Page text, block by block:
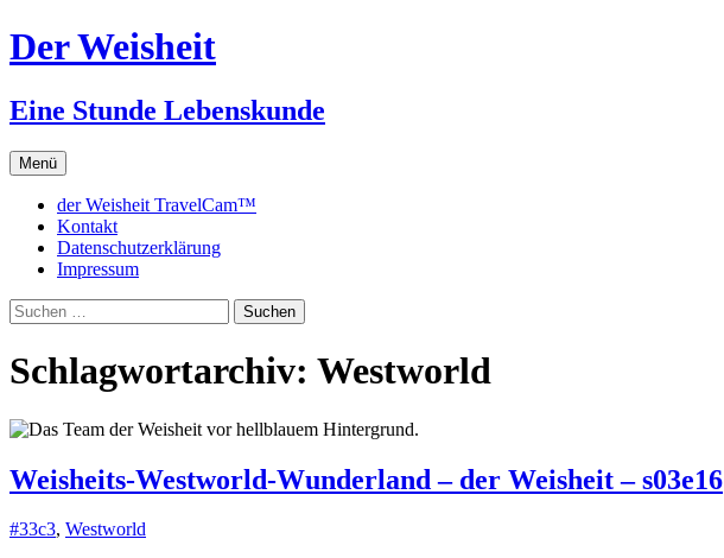
Zum
Inhalt
Der Weisheit
Eine Stunde Lebenskunde
Menü
der Weisheit TravelCam™
Kontakt
Datenschutzerklärung
Impressum
Suchen
nach:
Schlagwortarchiv: Westworld
Weisheits-Westworld-Wunderland – der Weisheit – s03e16
#33c3, Westworld